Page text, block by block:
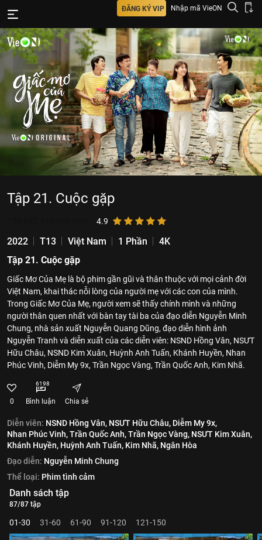
ĐĂNG KÝ VIP Nhập mã VieON
Tập 21. Cuộc gặp
4.9
2022 T13 Việt Nam 1 Phần
4K
Tập 21. Cuộc gặp
Giấc Mơ Của Mẹ là bộ phim gần gũi và thân thuộc với mọi cảnh đời
Việt Nam, khai thác nỗi lòng của người mẹ với các con của mình.
Trong Giấc Mơ Của Mẹ, người xem sẽ thấy chính mình và những
người thân quen nhất với bàn tay tài ba của đạo diễn Nguyễn Minh
Chung, nhà sản xuất Nguyễn Quang Dũng, đạo diễn hình ảnh
Nguyễn Tranh và diễn xuất của các diễn viên: NSND Hồng Vân, NSƯT
Hữu Châu, NSND Kim Xuân, Huỳnh Anh Tuấn, Khánh Huyền, Nhan
Phúc Vinh, Diễm My 9x, Trần Ngọc Vàng, Trần Quốc Anh, Kim Nhã.
0
6198
Bình luận Chia sẻ
Diễn viên: NSND Hồng Vân, NSƯT Hữu Châu, Diễm My 9x,
Nhan Phúc Vinh,Trần Quốc Anh,Trần Ngọc Vàng, NSƯT Kim Xuân,
Khánh Huyền, Huỳnh Anh Tuấn, Kim Nhã, Ngân Hòa
Đạo diễn: Nguyễn Minh Chung
Thể loại: Phim tình cảm
Danh sách tập
87/87 tập
01-30 31-60 61-90 91-120 121-150